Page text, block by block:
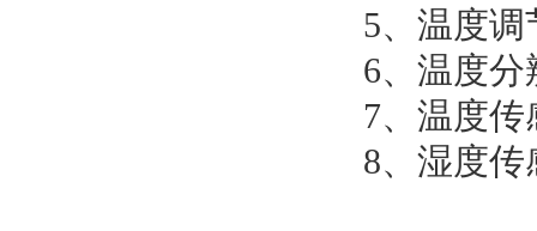
5、温度
6、温度
7、温度
8、湿度